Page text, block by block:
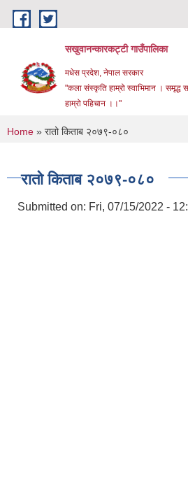
Skip to main content
सखुवानन्कारकट्टी गाउँपालिका
मधेस प्रदेश, नेपाल सरकार
"कला संस्कृति हाम्रो स्वाभिमान । समृद्ध
हाम्रो पहिचान ।।"
You are here
Home » रातो किताब २०७९-०८०
रातो किताब २०७९-०८०
Submitted on: Fri, 07/15/2022 -